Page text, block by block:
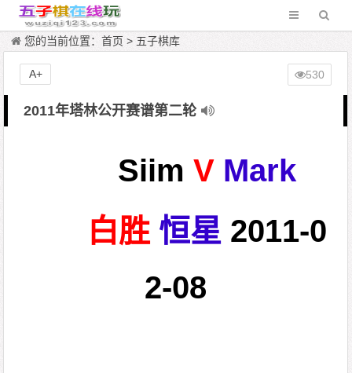
您的当前位置：首页 > 五子棋库
2011年塔林公开赛谱第二轮
Siim V Mark
白胜 恒星 2011-0
2-08
530
A+